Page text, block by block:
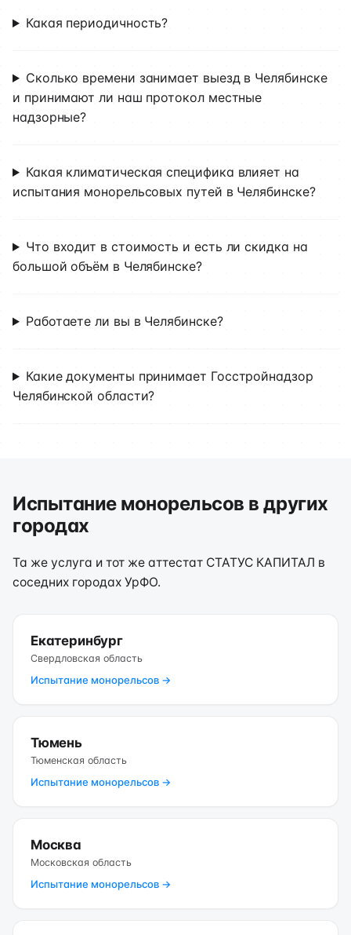
Какая периодичность?
Сколько времени занимает выезд в Челябинске
и принимают ли наш протокол местные
надзорные?
Какая климатическая специфика влияет на
испытания монорельсовых путей в Челябинске?
Что входит в стоимость и есть ли скидка на
большой объём в Челябинске?
Работаете ли вы в Челябинске?
Какие документы принимает Госстройнадзор
Челябинской области?
Испытание монорельсов в других
городах
Та же услуга и тот же аттестат СТАТУС КАПИТАЛ в
соседних городах УрФО.
Екатеринбург
Свердловская область
Испытание монорельсов →
Тюмень
Тюменская область
Испытание монорельсов →
Москва
Московская область
Испытание монорельсов →